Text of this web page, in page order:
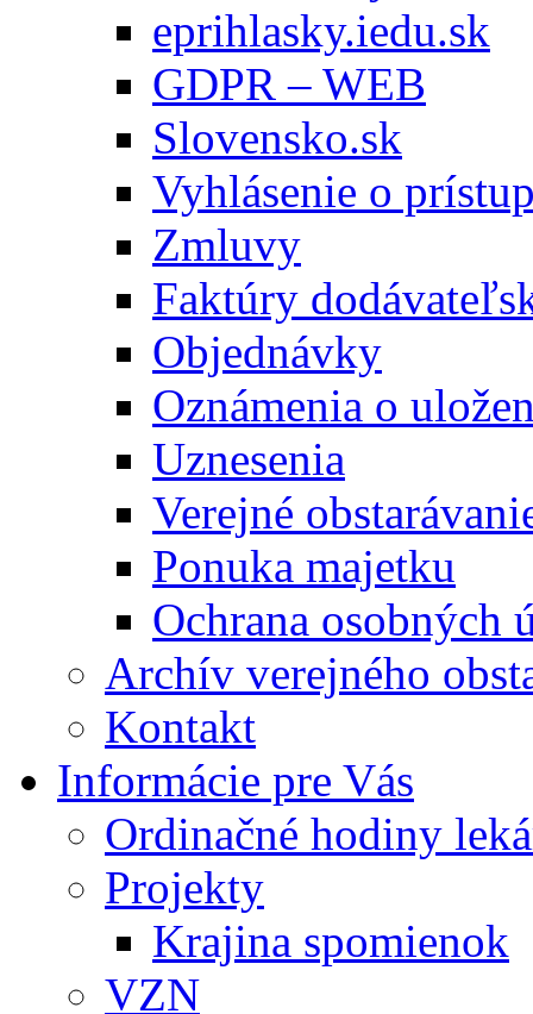
eprihlasky.iedu.sk
GDPR – WEB
Slovensko.sk
Vyhlásenie o
Zmluvy
Faktúry
Objednávky
Oznámenia o
Uznesenia
Verejné
Ponuka majetku
Ochrana osobných
Archív verejného
Kontakt
Informácie pre Vás
Ordinačné hodiny
Projekty
Krajina spomienok
VZN